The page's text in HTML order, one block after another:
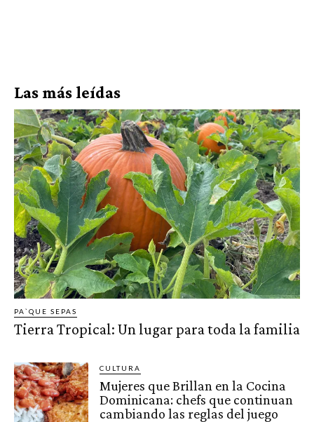
Las más leídas
PA`QUE SEPAS
Tierra Tropical: Un lugar para toda la familia
CULTURA
Mujeres que Brillan en la Cocina
Dominicana: chefs que continuan
cambiando las reglas del juego